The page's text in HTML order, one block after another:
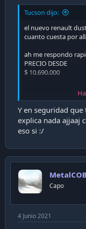
Tucson dijo:
el nuevo renault
cuanto cuesta por
ah me respondo
PRECIO DESDE
$ 10.690.000
Sitio Web Oficial
Bienvenido A La
Desarrollando
Accesible Para
yo que usted
Y en seguridad
explica nada ajjaaj
eso si :/
Capo
4 Junio 2021